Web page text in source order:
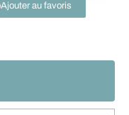
Ajouter au favoris